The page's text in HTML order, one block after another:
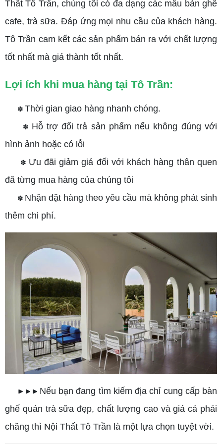
Thất Tô Trần, chúng tôi có đa dạng các mẫu bàn ghế
cafe, trà sữa. Đáp ứng mọi nhu cầu của khách hàng.
Tô Trần cam kết các sản phẩm bán ra với chất lượng
tốt nhất mà giá thành tốt nhất.
Lợi ích khi mua hàng tại Tô Trần:
✽ Thời gian giao hàng nhanh chóng.
✽ Hỗ trợ đổi trả sản phẩm nếu không đúng với
hình ảnh hoặc có lỗi
✽ Ưu đãi giảm giá đối với khách hàng thân quen
đã từng mua hàng của chúng tôi
✽ Nhận đặt hàng theo yêu cầu mà không phát sinh
thêm chi phí.
▶ ▶ ▶ Nếu bạn đang tìm kiếm địa chỉ cung cấp bàn
ghế quán trà sữa đẹp, chất lượng cao và giá cả phải
chăng thì Nội Thất Tô Trần là một lựa chọn tuyệt vời.